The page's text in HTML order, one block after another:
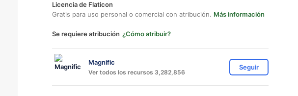
Licencia de Flaticon
Gratis para uso personal o comercial con atribución. Más información
Se requiere atribución ¿Cómo atribuir?
Magnific
Ver todos los recursos 3,282,856
Seguir